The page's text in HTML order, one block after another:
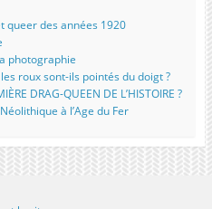
queer des années 1920
photographie
roux sont-ils pointés du doigt ?
DRAG-QUEEN DE L’HISTOIRE ?
à l’Age du Fer